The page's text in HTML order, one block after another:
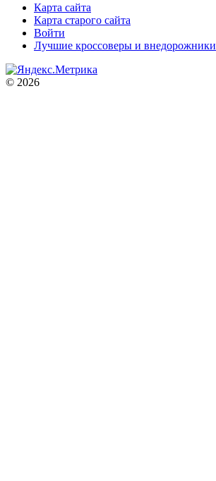
Карта сайта
Карта старого сайта
Войти
Лучшие кроссоверы и внедорожники
© 2026